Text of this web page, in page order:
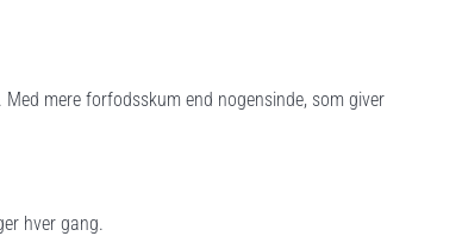
mere forfodsskum end nogensinde, som giver
hver gang.